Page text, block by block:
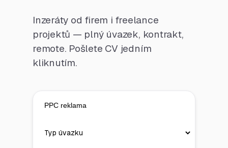
Inzeráty od firem i freelance
projektů — plný úvazek, kontrakt,
remote. Pošlete CV jedním
kliknutím.